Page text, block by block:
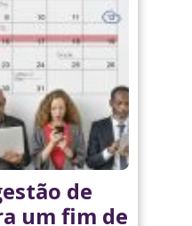
de
um fim de